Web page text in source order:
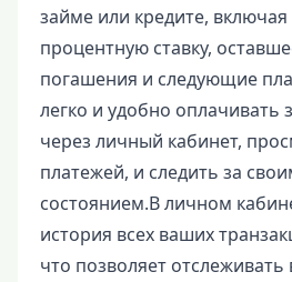
займе или кредите, включая
процентную ставку,
погашения и следующие
легко и удобно оплачивать
через личный кабинет,
платежей, и следить за
состоянием.В личном
история всех ваших
что позволяет